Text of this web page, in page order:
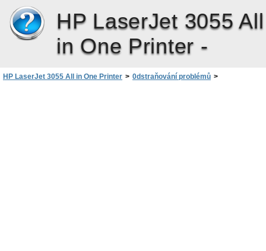
HP LaserJet 3055 All
in One Printer -
HP LaserJet 3055 All in One Printer > 0dstraňování problémů >